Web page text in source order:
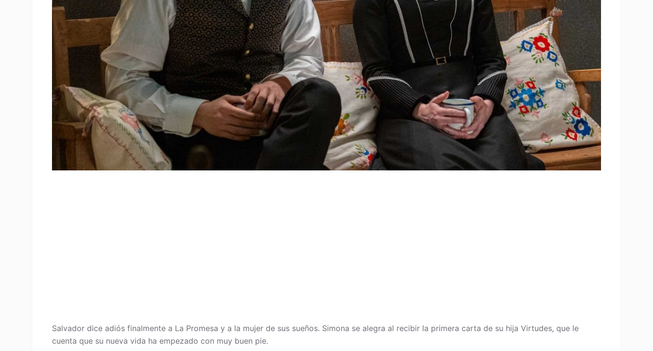
Salvador dice adiós finalmente a La Promesa y a la mujer de sus sueños. Simona se alegra al recibir la primera carta de su hija Virtudes, que le
cuenta que su nueva vida ha empezado con muy buen pie.